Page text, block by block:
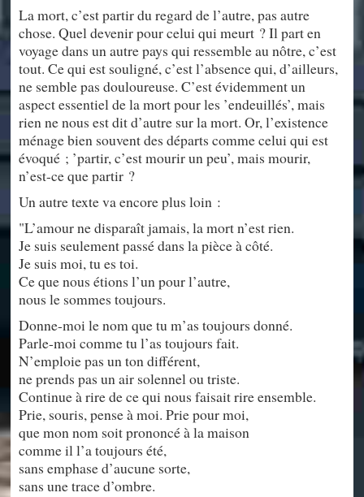
La mort, c’est partir du regard de l’autre, pas autre
chose. Quel devenir pour celui qui meurt ? Il part en
voyage dans un autre pays qui ressemble au nôtre, c’est
tout. Ce qui est souligné, c’est l’absence qui, d’ailleurs,
ne semble pas douloureuse. C’est évidemment un
aspect essentiel de la mort pour les ’endeuillés’, mais
rien ne nous est dit d’autre sur la mort. Or, l’existence
ménage bien souvent des départs comme celui qui est
évoqué ; ’partir, c’est mourir un peu’, mais mourir,
n’est-ce que partir ?
Un autre texte va encore plus loin :
"L’amour ne disparaît jamais, la mort n’est rien.
Je suis seulement passé dans la pièce à côté.
Je suis moi, tu es toi.
Ce que nous étions l’un pour l’autre,
nous le sommes toujours.
Donne-moi le nom que tu m’as toujours donné.
Parle-moi comme tu l’as toujours fait.
N’emploie pas un ton différent,
ne prends pas un air solennel ou triste.
Continue à rire de ce qui nous faisait rire ensemble.
Prie, souris, pense à moi. Prie pour moi,
que mon nom soit prononcé à la maison
comme il l’a toujours été,
sans emphase d’aucune sorte,
sans une trace d’ombre.